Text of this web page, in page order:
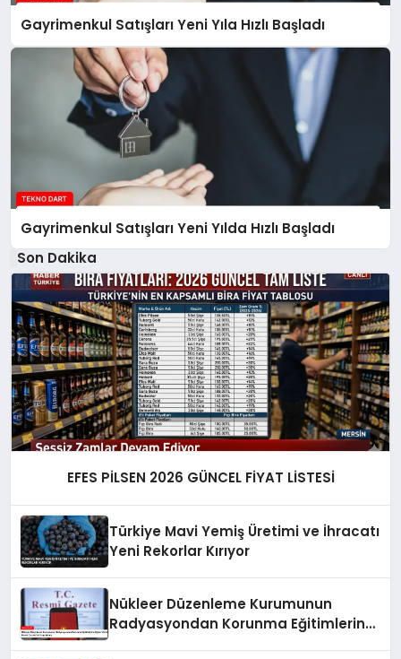
Gayrimenkul Satışları Yeni Yıla Hızlı Başladı
Gayrimenkul Satışları Yeni Yılda Hızlı Başladı
Son Dakika
EFES PİLSEN 2026 GÜNCEL FİYAT LİSTESİ
Türkiye Mavi Yemiş Üretimi ve İhracatı
Yeni Rekorlar Kırıyor
Nükleer Düzenleme Kurumunun
Radyasyondan Korunma Eğitimlerine